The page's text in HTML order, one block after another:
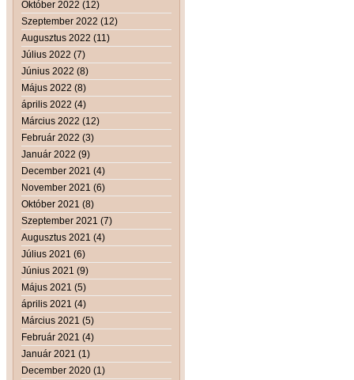
Október 2022 (12)
Szeptember 2022 (12)
Augusztus 2022 (11)
Július 2022 (7)
Június 2022 (8)
Május 2022 (8)
április 2022 (4)
Március 2022 (12)
Február 2022 (3)
Január 2022 (9)
December 2021 (4)
November 2021 (6)
Október 2021 (8)
Szeptember 2021 (7)
Augusztus 2021 (4)
Július 2021 (6)
Június 2021 (9)
Május 2021 (5)
április 2021 (4)
Március 2021 (5)
Február 2021 (4)
Január 2021 (1)
December 2020 (1)